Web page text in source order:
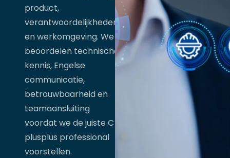
product,
verantwoordelijkheden
en werkomgeving. We
beoordelen technische
kennis, Engelse
communicatie,
betrouwbaarheid en
teamaansluiting
voordat we de juiste C
plusplus professional
voorstellen.